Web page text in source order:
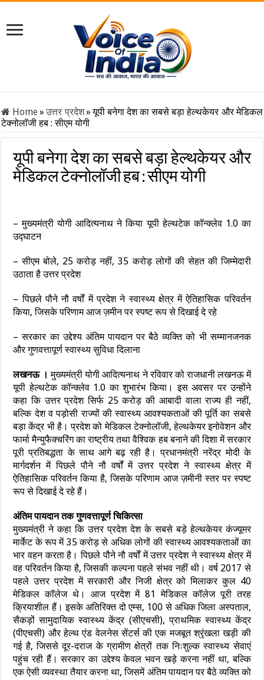
Home» उत्तर प्रदेश»यूपी बनेगा देश का सबसे बड़ा हेल्थकेयर और मेडिकल
टेक्नोलॉजी हब : सीएम योगी
यूपी बनेगा देश का सबसे बड़ा हेल्थकेयर और
मेडिकल टेक्नोलॉजी हब : सीएम योगी
– मुख्यमंत्री योगी आदित्यनाथ ने किया यूपी हेल्थटेक कॉन्क्लेव 1.0 का
उद्घाटन
– सीएम बोले, 25 करोड़ नहीं, 35 करोड़ लोगों की सेहत की जिम्मेदारी
उठाता है उत्तर प्रदेश
– पिछले पौने नौ वर्षों में प्रदेश ने स्वास्थ्य क्षेत्र में ऐतिहासिक परिवर्तन
किया, जिसके परिणाम आज ज़मीन पर स्पष्ट रूप से दिखाई दे रहे
– सरकार का उद्देश्य अंतिम पायदान पर बैठे व्यक्ति को भी सम्मानजनक
और गुणवत्तापूर्ण स्वास्थ्य सुविधा दिलाना
लखनऊ । मुख्यमंत्री योगी आदित्यनाथ ने रविवार को राजधानी लखनऊ में
यूपी हेल्थटेक कॉन्क्लेव 1.0 का शुभारंभ किया। इस अवसर पर उन्होंने
कहा कि उत्तर प्रदेश सिर्फ 25 करोड़ की आबादी वाला राज्य ही नहीं,
बल्कि देश व पड़ोसी राज्यों की स्वास्थ्य आवश्यकताओं की पूर्ति का सबसे
बड़ा केंद्र भी है। प्रदेश को मेडिकल टेक्नोलॉजी, हेल्थकेयर इनोवेशन और
फार्मा मैन्युफैक्चरिंग का राष्ट्रीय तथा वैश्विक हब बनाने की दिशा में सरकार
पूरी प्रतिबद्धता के साथ आगे बढ़ रही है। प्रधानमंत्री नरेंद्र मोदी के
मार्गदर्शन में पिछले पौने नौ वर्षों में उत्तर प्रदेश ने स्वास्थ्य क्षेत्र में
ऐतिहासिक परिवर्तन किया है, जिसके परिणाम आज ज़मीनी स्तर पर स्पष्ट
रूप से दिखाई दे रहे हैं।
अंतिम पायदान तक गुणवत्तापूर्ण चिकित्सा
मुख्यमंत्री ने कहा कि उत्तर प्रदेश देश के सबसे बड़े हेल्थकेयर कंज्यूमर
मार्केट के रूप में 35 करोड़ से अधिक लोगों की स्वास्थ्य आवश्यकताओं का
भार वहन करता है। पिछले पौने नौ वर्षों में उत्तर प्रदेश ने स्वास्थ्य क्षेत्र में
वह परिवर्तन किया है, जिसकी कल्पना पहले संभव नहीं थी। वर्ष 2017 से
पहले उत्तर प्रदेश में सरकारी और निजी क्षेत्र को मिलाकर कुल 40
मेडिकल कॉलेज थे। आज प्रदेश में 81 मेडिकल कॉलेज पूरी तरह
क्रियाशील हैं। इसके अतिरिक्त दो एम्स, 100 से अधिक जिला अस्पताल,
सैकड़ों सामुदायिक स्वास्थ्य केंद्र (सीएचसी), प्राथमिक स्वास्थ्य केंद्र
(पीएचसी) और हेल्थ एंड वेलनेस सेंटर्स की एक मजबूत श्रृंखला खड़ी की
गई है, जिससे दूर-दराज के ग्रामीण क्षेत्रों तक निःशुल्क स्वास्थ्य सेवाएं
पहुंच रही हैं। सरकार का उद्देश्य केवल भवन खड़े करना नहीं था, बल्कि
एक ऐसी व्यवस्था तैयार करना था, जिसमें अंतिम पायदान पर बैठे व्यक्ति को